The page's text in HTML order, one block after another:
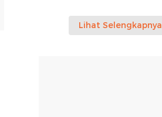
Lihat Selengkapnya